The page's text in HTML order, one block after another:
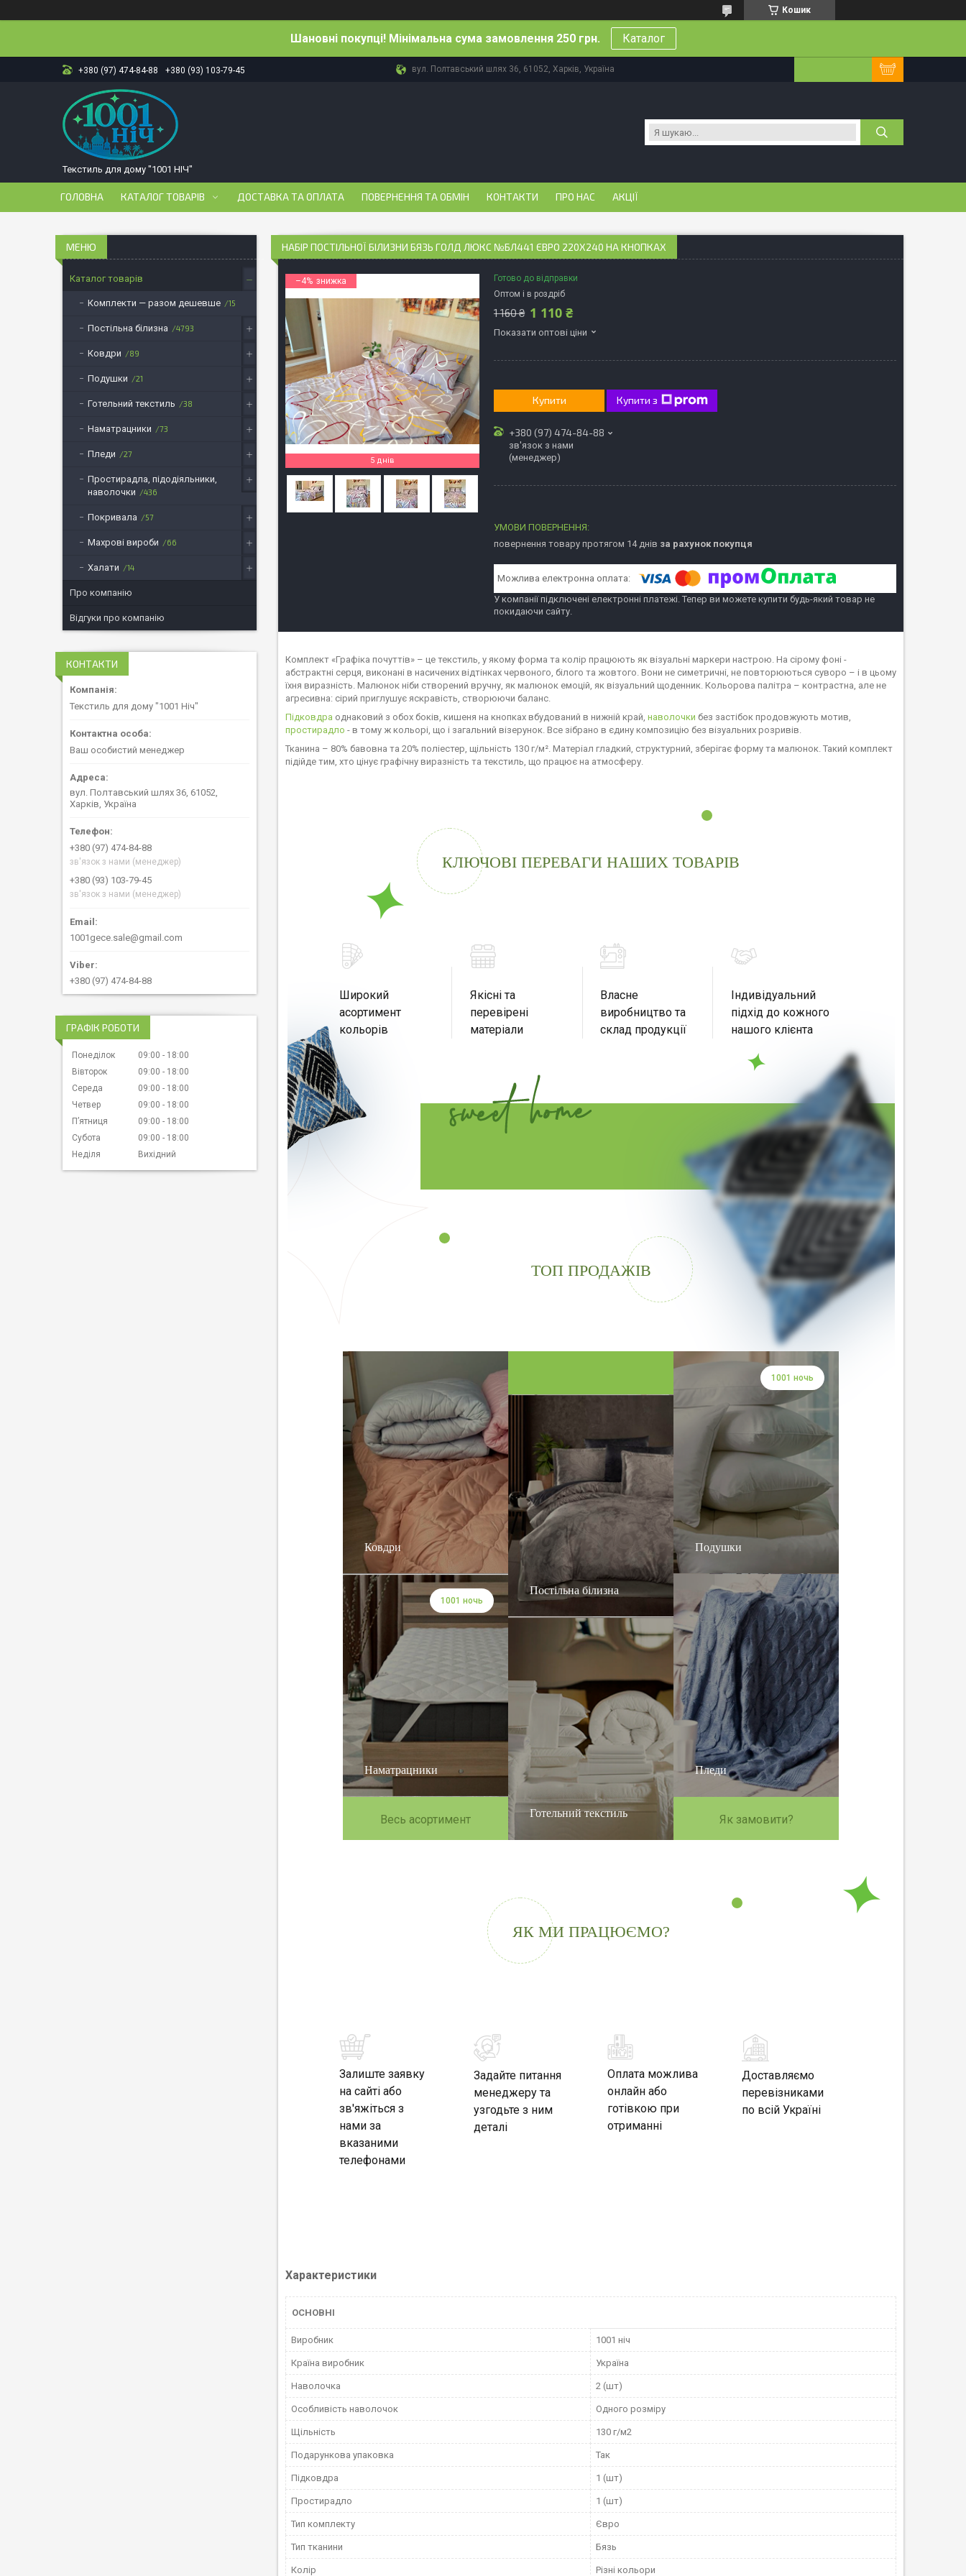
Кошик
Шановні покупці! Мінімальна сума замовлення 250 грн. Каталог
+380 (97) 474-84-88 +380 (93) 103-79-45 вул. Полтавський шлях 36, 61052, Харків, Україна
Текстиль для дому "1001 НІЧ"
ГОЛОВНА КАТАЛОГ ТОВАРІВ ДОСТАВКА ТА ОПЛАТА ПОВЕРНЕННЯ ТА ОБМІН КОНТАКТИ ПРО НАС АКЦІЇ
НАБІР ПОСТІЛЬНОЇ БІЛИЗНИ БЯЗЬ ГОЛД ЛЮКС №БЛ441 ЄВРО 220Х240 НА КНОПКАХ
–4%
5 днів
Готово до відправки
Оптом і в роздріб
1 160 ₴ 1 110 ₴
Показати оптові ціни
Купити Купити з
+380 (97) 474-84-88
зв'язок з нами
(менеджер)
повернення товару протягом 14 днів за рахунок покупця
У компанії підключені електронні платежі. Тепер ви можете купити будь-який товар не
покидаючи сайту.
Комплект «Графіка почуттів» – це текстиль, у якому форма та колір працюють як візуальні маркери настрою. На сірому фоні -
абстрактні серця, виконані в насичених відтінках червоного, білого та жовтого. Вони не симетричні, не повторюються суворо – і в цьому
їхня виразність. Малюнок ніби створений вручну, як малюнок емоцій, як візуальний щоденник. Кольорова палітра – контрастна, але не
агресивна: сірий приглушує яскравість, створюючи баланс.
Підковдра однаковий з обох боків, кишеня на кнопках вбудований в нижній край, наволочки без застібок продовжують мотив,
простирадло - в тому ж кольорі, що і загальний візерунок. Все зібрано в єдину композицію без візуальних розривів.
Тканина – 80% бавовна та 20% поліестер, щільність 130 г/м². Матеріал гладкий, структурний, зберігає форму та малюнок. Такий комплект
підійде тим, хто цінує графічну виразність та текстиль, що працює на атмосферу.
КЛЮЧОВІ ПЕРЕВАГИ НАШИХ ТОВАРІВ
Широкий
асортимент
кольорів
Якісні та
перевірені
матеріали
Власне
виробництво та
склад продукції
Індивідуальний
підхід до кожного
нашого клієнта
ТОП ПРОДАЖІВ
Ковдри
Наматрацники
1001 ночь
Весь асортимент
Постільна білизна
Готельний текстиль
Подушки
1001 ночь
Пледи
Як замовити?
ЯК МИ ПРАЦЮЄМО?
Залиште заявку
на сайті або
зв'яжіться з
нами за
вказаними
телефонами
Задайте питання
менеджеру та
узгодьте з ним
деталі
Оплата можлива
онлайн або
готівкою при
отриманні
Доставляємо
перевізниками
по всій Україні
Характеристики
ОСНОВНІ
Виробник 1001 ніч
Країна виробник Україна
Наволочка 2 (шт)
Особливість наволочок Одного розміру
Щільність 130 г/м2
Подарункова упаковка Так
Підковдра 1 (шт)
Простирадло 1 (шт)
Тип комплекту Євро
Тип тканини Бязь
Колір Різні кольори
Каталог товарів
Комплекти — разом дешевше 15
Постільна білизна 4793
Ковдри 89
Подушки 21
Готельний текстиль 38
Наматрацники 73
Пледи 27
Простирадла, підодіяльники,
наволочки
436
Покривала 57
Махрові вироби 66
Халати 14
Про компанію
Відгуки про компанію
КОНТАКТИ
Текстиль для дому "1001 Ніч"
Ваш особистий менеджер
вул. Полтавський шлях 36, 61052,
Харків, Україна
+380 (97) 474-84-88
зв'язок з нами (менеджер)
+380 (93) 103-79-45
зв'язок з нами (менеджер)
1001gece.sale@gmail.com
+380 (97) 474-84-88
ГРАФІК РОБОТИ
Понеділок 09:00
18:00
Вівторок
09:00
18:00
Середа
09:00
18:00
Четвер
09:00
18:00
Пʼятниця
09:00
18:00
Субота
09:00
18:00
Неділя
Вихідний